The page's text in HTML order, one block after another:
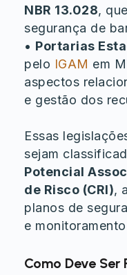
NBR 13.028,
segurança de
• Portarias
pelo IGAM em
aspectos
e gestão dos
Essas
sejam
Potencial
de Risco (CRI),
planos de
e
Como Deve